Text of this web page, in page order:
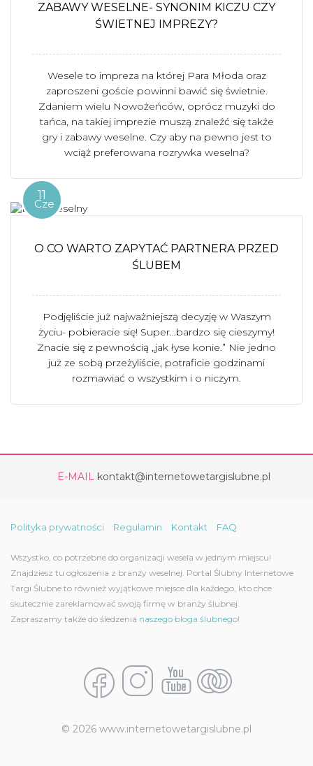
ZABAWY WESELNE- SYNONIM KICZU CZY
ŚWIETNEJ IMPREZY?
Wesele to impreza na której Para Młoda oraz
zaproszeni goście powinni bawić się świetnie.
Zdaniem wielu Nowożeńców, oprócz muzyki do
tańca, na takiej imprezie muszą znaleźć się także
gry i zabawy weselne. Czy aby na pewno jest to
wciąż preferowana rozrywka weselna?
11
Cze
O CO WARTO ZAPYTAĆ PARTNERA PRZED
ŚLUBEM
Podjęliście już najważniejszą decyzję w Waszym
życiu- pobieracie się! Super…bardzo się cieszymy!
Znacie się z pewnością „jak łyse konie.” Nie jedno
już ze sobą przeżyliście, potraficie godzinami
rozmawiać o wszystkim i o niczym.
E-MAIL kontakt@internetowetargislubne.pl
Polityka prywatności Regulamin Kontakt FAQ
Wszystko, co potrzebne do organizacji wesela w jednym miejscu!
Znajdziesz tu ogłoszenia z branży weselnej. Portal Ślubny Internetowe
Targi Ślubne to również wyjątkowe miejsce dla każdego, kto chce
skutecznie zareklamować swoją firmę w branży ślubnej.
Zapraszamy także do śledzenia naszego bloga ślubnego!
© 2026 www.internetowetargislubne.pl